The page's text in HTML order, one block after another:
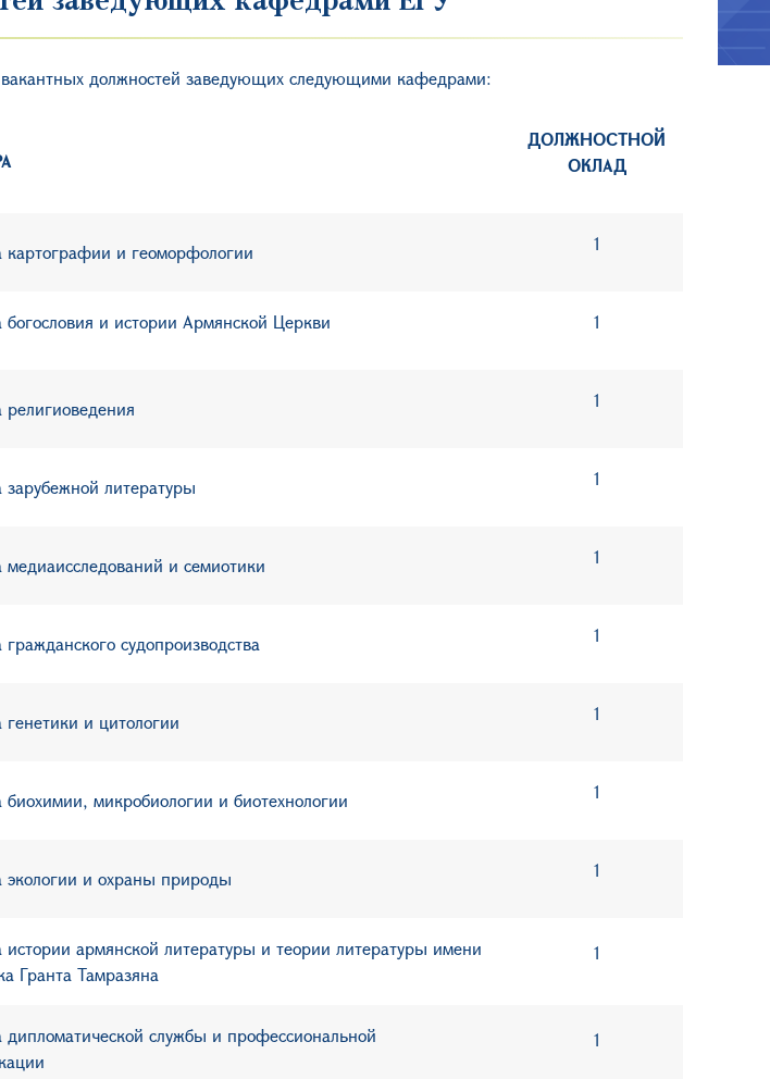
вакантных должностей заведующих следующими кафедрами:
ДОЛЖНОСТНОЙ
ОКЛАД
и геоморфологии 1
и истории Армянской Церкви 1
религиоведения 1
литературы 1
и семиотики 1
судопроизводства 1
и цитологии 1
биохимии, микробиологии и биотехнологии 1
и охраны природы 1
армянской литературы и теории литературы имени
Гранта Тамразяна
1
службы и профессиональной
1